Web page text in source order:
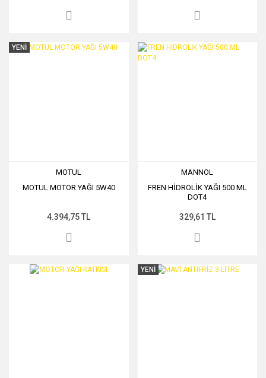
YENİ
MOTUL
MOTUL MOTOR YAĞI 5W40
4.394,75 TL
MANNOL
FREN HİDROLİK YAĞI 500 ML
DOT4
329,61 TL
YENİ